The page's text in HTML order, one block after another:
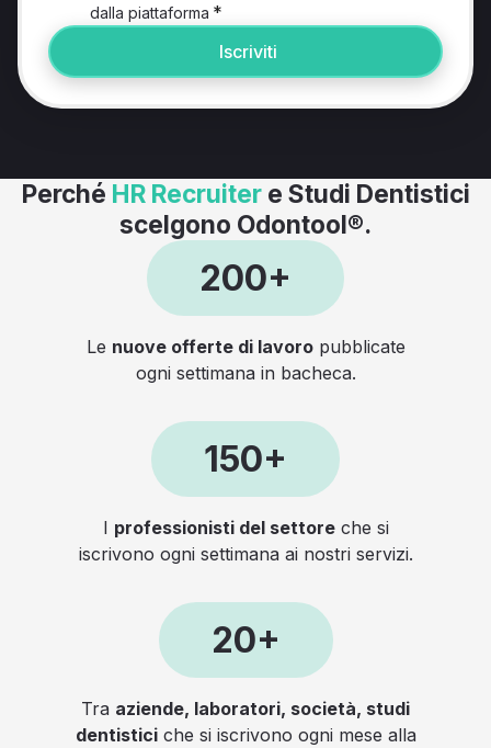
dalla piattaforma *
Iscriviti
Perché HR Recruitere Studi Dentistici
scelgono Odontool®.
200+
Le nuove offerte di lavoropubblicate
ogni settimana in bacheca.
150+
I professionisti del settoreche si
iscrivono ogni settimana ai nostri servizi.
20+
Tra aziende, laboratori, società, studi
dentisticiche si iscrivono ogni mese alla